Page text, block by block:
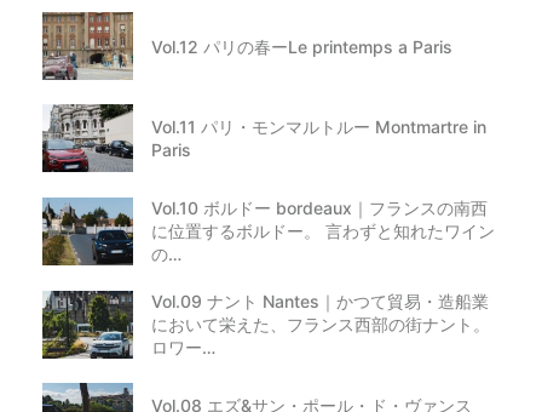
Vol.12 パリの春ーLe printemps a Paris
Vol.11 パリ・モンマルトルー Montmartre in
Paris
Vol.10 ボルドー bordeaux｜フランスの南西
に位置するボルドー。 言わずと知れたワイン
の…
Vol.09 ナント Nantes｜かつて貿易・造船業
において栄えた、フランス西部の街ナント。
ロワー…
Vol.08 エズ&サン・ポール・ド・ヴァンス